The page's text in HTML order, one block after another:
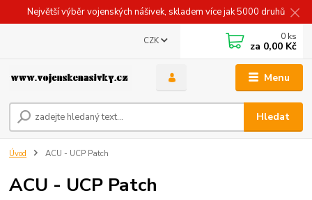
Největší výběr vojenských nášivek, skladem více jak 5000 druhů
Menu
CZK
Hledat
0 ks
za 0,00 Kč
Úvod ACU - UCP Patch
ACU - UCP Patch